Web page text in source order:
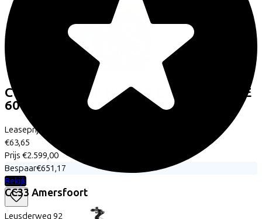
CC33 Amersfoort
Leusderweg 92
Cube
SUPREME HYBRID COMFORT ONE
600
Leaseprijs p/m vanaf
€63,65
Prijs €2.599,00
Bespaar€651,17
Bekijk